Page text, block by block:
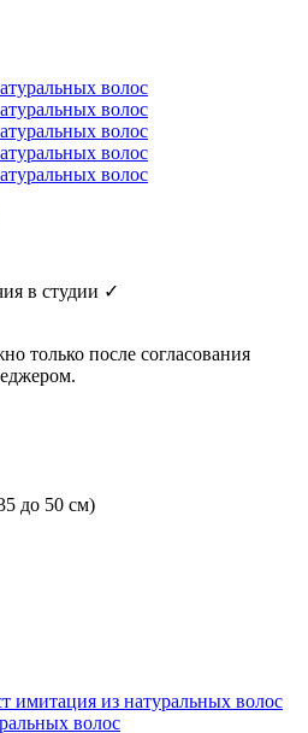
в студии ✓
только после согласования
до 50 см)